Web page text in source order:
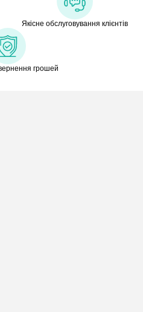
Якісне обслуговування клієнтів
грошей